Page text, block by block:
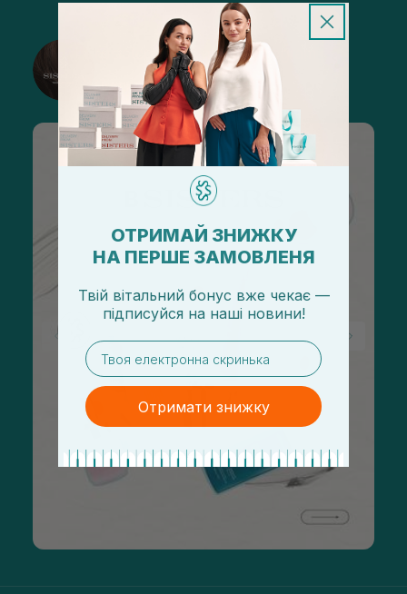
@sisters_stelmakh в Instagram
Підписатися
ОТРИМАЙ ЗНИЖКУ
НА ПЕРШЕ ЗАМОВЛЕНЯ
Твій вітальний бонус вже чекає —
підписуйся на наші новини!
email
Отримати знижку